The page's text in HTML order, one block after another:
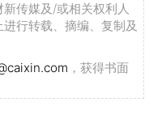
传媒及/或相关权利人
行转载、摘编、复制及
，获得书面